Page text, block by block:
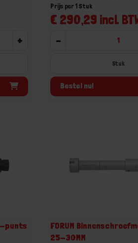
+
€ 290,29 incl.
Prijs per 1 Stuk
-
Stuk
Bestel nu!
punts
FORUM
25-30MM